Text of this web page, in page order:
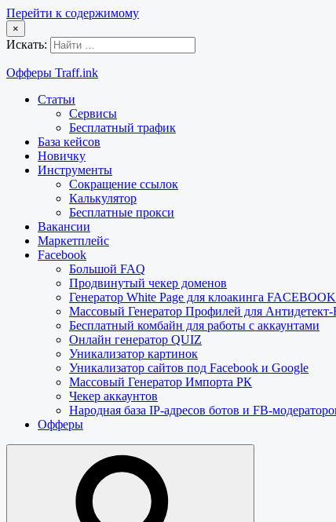
Перейти к содержимому
×
Искать:
Офферы Traff.ink
Статьи
Сервисы
Бесплатный трафик
База кейсов
Новичку
Инструменты
Сокращение ссылок
Калькулятор
Бесплатные прокси
Вакансии
Маркетплейс
Facebook
Большой FAQ
Продвинутый чекер доменов
Генератор White Page для клоакинга
Массовый Генератор Профилей для
Бесплатный комбайн для работы с аккаунтами
Онлайн генератор QUIZ
Уникализатор картинок
Уникализатор сайтов под Facebook и Google
Массовый Генератор Импорта РК
Чекер аккаунтов
Народная база IP-адресов ботов и FB-
Офферы